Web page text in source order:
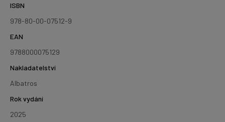
ISBN
978-80-00-07512-9
EAN
9788000075129
Nakladatelství
Albatros
Rok vydání
2025